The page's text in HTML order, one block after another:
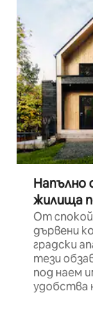
Напълно
жилища
От
дървени
градски
тези
под наем
удобства